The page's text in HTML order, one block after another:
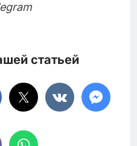
статьей